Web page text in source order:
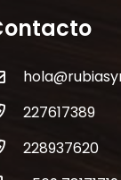
227617389
228937620